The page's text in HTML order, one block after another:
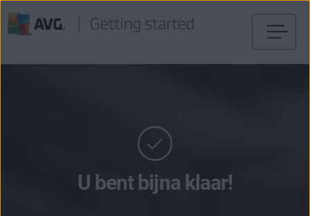
U bent bijna klaar!